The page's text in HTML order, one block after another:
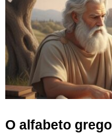
O alfabeto